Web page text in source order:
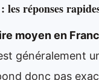
les réponses
moyen en
généralement
donc pas